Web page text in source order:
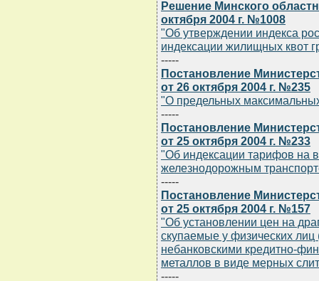
Решение Минского
октября 2004 г. №1008
"Об утверждении индекса
индексации жилищных квот
-----
Постановление
от 26 октября 2004 г. №235
"О предельных
-----
Постановление
от 25 октября 2004 г. №233
"Об индексации тарифов на
железнодорожным
-----
Постановление
от 25 октября 2004 г. №157
"Об установлении цен на
скупаемые у физических
небанковскими кредитно-
металлов в виде мерных
-----